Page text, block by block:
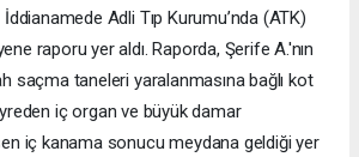
İddianamede Adli Tıp Kurumu’nda (ATK)
raporu yer aldı. Raporda, Şerife A.'nın
saçma taneleri yaralanmasına bağlı kot
iç organ ve büyük damar
iç kanama sonucu meydana geldiği yer